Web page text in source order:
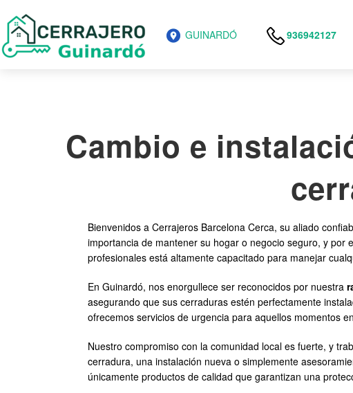
GUINARDÓ 936942127
Cambio e
Bienvenidos a Cerrajeros Barcelona Cerca, su aliado
importancia de mantener su hogar o negocio seguro, y
profesionales está altamente capacitado para manejar
En Guinardó, nos enorgullece ser reconocidos por nuestra
asegurando que sus cerraduras estén perfectamente
ofrecemos servicios de urgencia para aquellos momentos
Nuestro compromiso con la comunidad local es fuerte, y
cerradura, una instalación nueva o simplemente
únicamente productos de calidad que garantizan una